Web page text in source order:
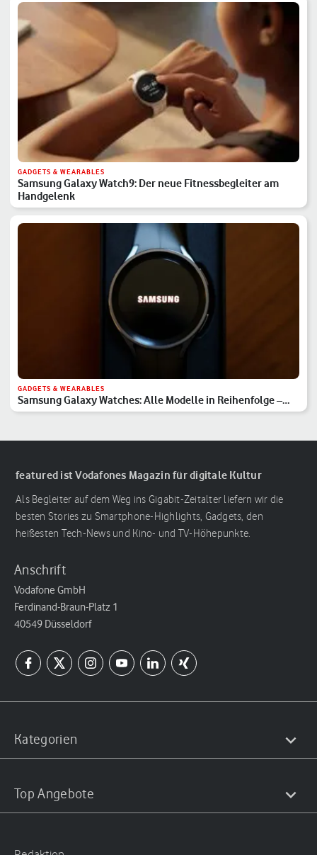
GADGETS & WEARABLES
Samsung Galaxy Watch9: Der neue Fitnessbegleiter am
Handgelenk
GADGETS & WEARABLES
Samsung Galaxy Watches: Alle Modelle in Reihenfolge –
Hauptserie, Classic & Ultra
featured ist Vodafones Magazin für digitale Kultur
Als Begleiter auf dem Weg ins Gigabit-Zeitalter liefern wir die
besten Stories zu Smartphone-Highlights, Gadgets, den
heißesten Tech-News und Kino- und TV-Höhepunkte.
Anschrift
Vodafone GmbH
Ferdinand-Braun-Platz 1
40549 Düsseldorf
Kategorien
Top Angebote